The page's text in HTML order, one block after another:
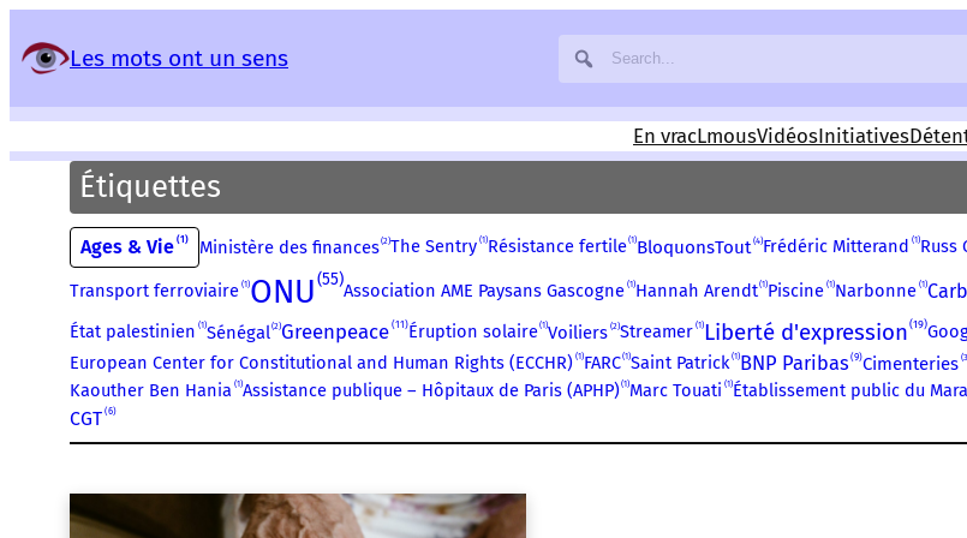
Les mots ont un sens
En vracLmousVidéosInitiatives
Étiquettes
Ages & Vie 1 Ministère des finances 2 The Sentry 1 Résistance fertile 1 BloquonsTout 4 Frédéric Mitterand 1 Russ
Transport ferroviaire 1 ONU 55
Association AME Paysans Gascogne 1 Hannah Arendt 1 Piscine 1 Narbonne 1
État palestinien 1 Sénégal 2 Greenpeace 11 Éruption solaire 1 Voiliers 2 Streamer 1 Liberté d'expression 19
European Center for Constitutional and Human Rights (ECCHR) 1 FARC 1 Saint Patrick 1 BNP Paribas 9 Cimenteries 3
Kaouther Ben Hania 1 Assistance publique – Hôpitaux de Paris (APHP) 1 Marc Touati 1 Établissement public du
CGT 6
Panneau de gestion des services